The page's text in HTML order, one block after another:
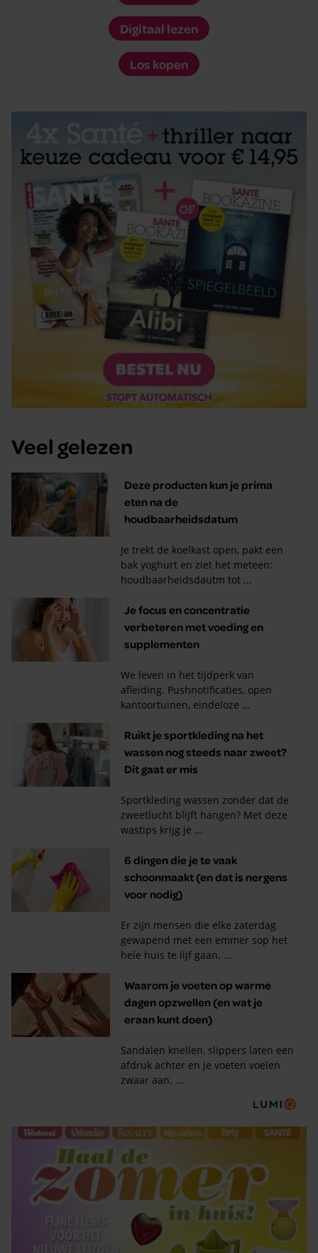
Digitaal lezen
Los kopen